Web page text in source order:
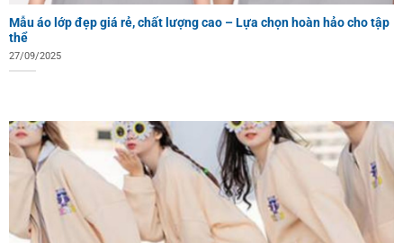
Mẫu áo lớp đẹp giá rẻ, chất lượng cao – Lựa chọn hoàn hảo cho tập
thể
27/09/2025